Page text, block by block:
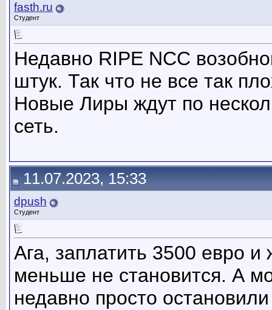
fasth.ru
Студент
Недавно RIPE NCC
штук. Так что не все так
Новые Лиры ждут по
сеть.
11.07.2023, 15:33
dpush
Студент
Ага, заплатить 3500 евро и
меньше не становится. А
недавно просто